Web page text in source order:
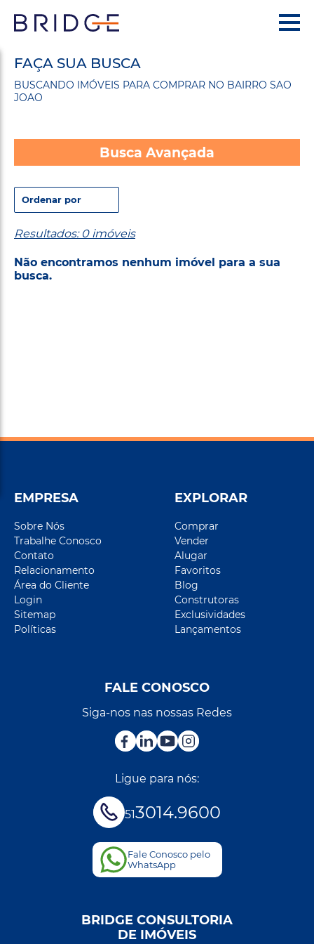
FAÇA SUA BUSCA
BUSCANDO IMÓVEIS PARA COMPRAR NO BAIRRO SAO
JOAO
Busca Avançada
Resultados: 0 imóveis
Não encontramos nenhum imóvel para a sua
busca.
EMPRESA
Sobre Nós
Trabalhe Conosco
Contato
Relacionamento
Área do Cliente
Login
Sitemap
Políticas
EXPLORAR
Comprar
Vender
Alugar
Favoritos
Blog
Construtoras
Exclusividades
Lançamentos
FALE CONOSCO
Siga-nos nas nossas Redes
Ligue para nós:
513014.9600
Fale Conosco pelo
WhatsApp
BRIDGE CONSULTORIA
DE IMÓVEIS